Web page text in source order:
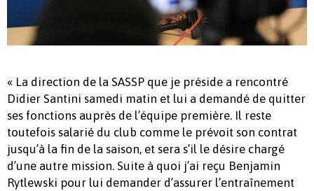
« La direction de la SASSP que je préside a rencontré
Didier Santini samedi matin et lui a demandé de quitter
ses fonctions auprès de l’équipe première. Il reste
toutefois salarié du club comme le prévoit son contrat
jusqu’à la fin de la saison, et sera s’il le désire chargé
d’une autre mission. Suite à quoi j’ai reçu Benjamin
Rytlewski pour lui demander d’assurer l’entraînement